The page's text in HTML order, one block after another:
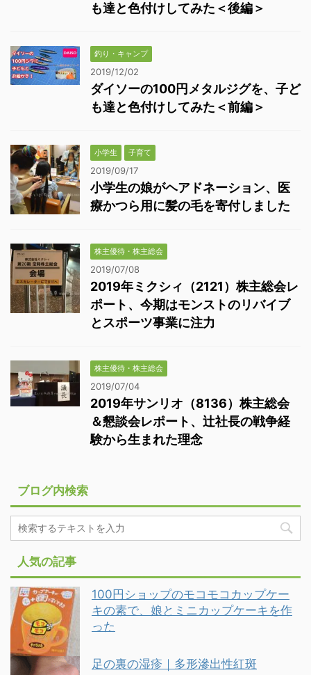
も達と色付けしてみた＜後編＞
釣り・キャンプ
2019/12/02
ダイソーの100円メタルジグを、子ど
も達と色付けしてみた＜前編＞
小学生 子育て
2019/09/17
小学生の娘がヘアドネーション、医
療かつら用に髪の毛を寄付しました
株主優待・株主総会
2019/07/08
2019年ミクシィ（2121）株主総会レ
ポート、今期はモンストのリバイブ
とスポーツ事業に注力
株主優待・株主総会
2019/07/04
2019年サンリオ（8136）株主総会
＆懇談会レポート、辻社長の戦争経
験から生まれた理念
ブログ内検索
人気の記事
100円ショップのモコモコカップケー
キの素で、娘とミニカップケーキを作
った
足の裏の湿疹｜多形滲出性紅斑